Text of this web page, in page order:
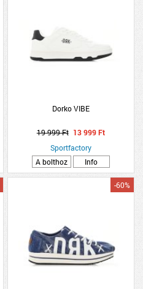
Dorko VIBE
19 999 Ft 13 999 Ft
Sportfactory
A bolthoz
Info
-60%